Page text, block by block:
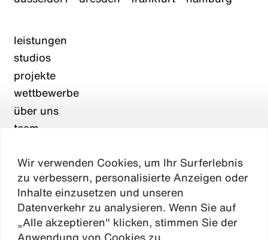
Wir verwenden Cookies, um Ihr Surferlebnis
zu verbessern, personalisierte Anzeigen oder
Inhalte einzusetzen und unseren
Datenverkehr zu analysieren. Wenn Sie auf
„Alle akzeptieren" klicken, stimmen Sie der
leistungen
studios
projekte
wettbewerbe
über uns
team
aktuelles
kontakt